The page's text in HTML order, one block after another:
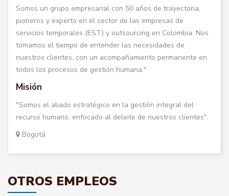
Somos un grupo empresarial con 50 años de trayectoria,
pioneros y experto en el sector de las empresas de
servicios temporales (EST) y outsourcing en Colombia. Nos
tomamos el tiempo de entender las necesidades de
nuestros clientes, con un acompañamiento permanente en
todos los procesos de gestión humana."
Misión
"Somos el aliado estratégico en la gestión integral del
recurso humano, enfocado al deleite de nuestros clientes".
Bogotá
OTROS EMPLEOS